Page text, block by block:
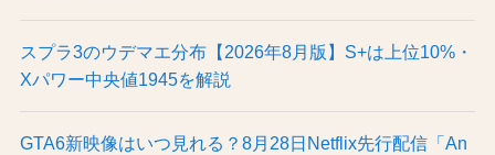
スプラ3のウデマエ分布【2026年8月版】S+は上位10%・
Xパワー中央値1945を解説
GTA6新映像はいつ見れる？8月28日Netflix先行配信「An